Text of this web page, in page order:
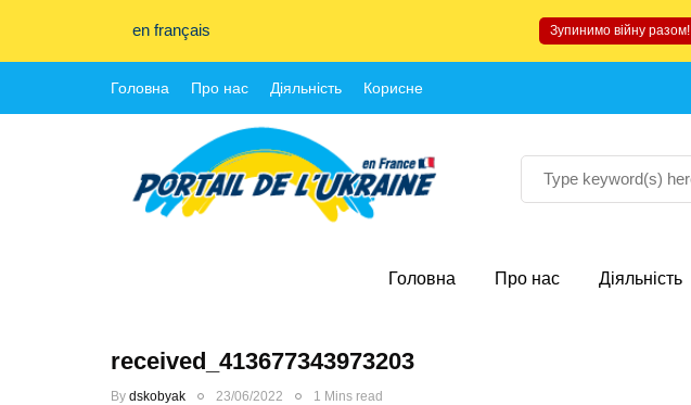
en français Зупинимо війну разом!
Головна Про нас Діяльність Корисне
Головна Про нас Діяльність
received_413677343973203
By dskobyak 23/06/2022 1 Mins read